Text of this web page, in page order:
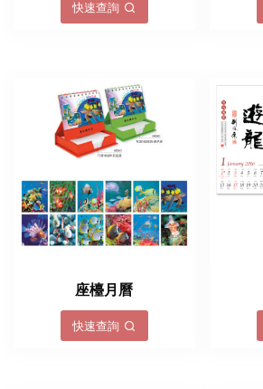
快速查詢
座檯月曆
快速查詢